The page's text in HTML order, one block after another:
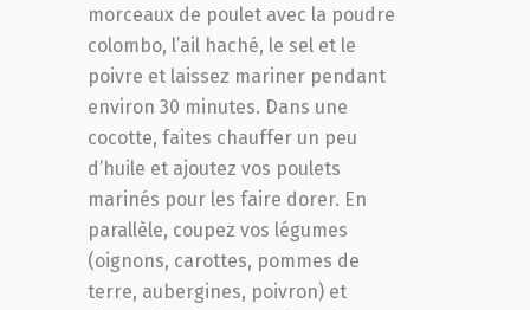
morceaux de poulet avec la poudre
colombo, l’ail haché, le sel et le
poivre et laissez mariner pendant
environ 30 minutes. Dans une
cocotte, faites chauffer un peu
d’huile et ajoutez vos poulets
marinés pour les faire dorer. En
parallèle, coupez vos légumes
(oignons, carottes, pommes de
terre, aubergines, poivron) et